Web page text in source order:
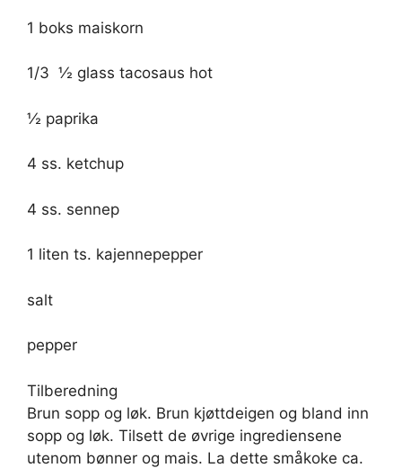
1 boks maiskorn
1/3  ½ glass tacosaus hot
½ paprika
4 ss. ketchup
4 ss. sennep
1 liten ts. kajennepepper
salt
pepper
Tilberedning
Brun sopp og løk. Brun kjøttdeigen og bland inn
sopp og løk. Tilsett de øvrige ingrediensene
utenom bønner og mais. La dette småkoke ca.